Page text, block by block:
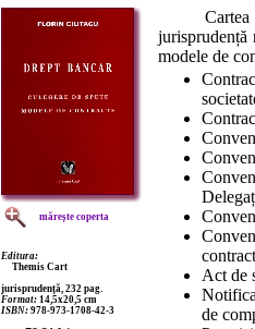
mărește coperta
Editura:
Themis Cart
jurisprudență, 232 pag.
Format: 14,5x20,5 cm
ISBN: 978-973-1708-42-3
Cartea
jurisprudență
modele de
Act de
de